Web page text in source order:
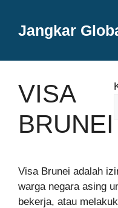
Jangkar
VISA
BRUNEI
Visa Brunei adalah
warga negara asing
bekerja, atau